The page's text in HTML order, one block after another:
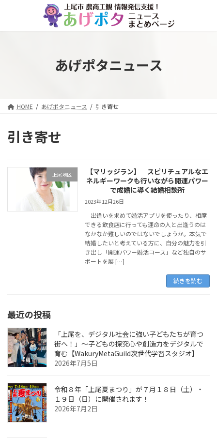
ン
ー
あげポタニュース
HOME あげポタニュース 引き寄せ
引き寄せ
上尾地区
【マリッジラン】 スピリチュアルなエ
ネルギーワークも行いながら開運パワー
で成婚に導く結婚相談所
2023年12月26日
出逢いを求めて婚活アプリを使ったり、相席
できる飲食店に行っても運命の人と出逢うのは
なかなか難しいのではないでしょうか。本気で
結婚したいと考えている方に、自分の魅力を引
き出し「開運パワー婚活コース」など独自のサ
ポートを展 […]
続きを読む
最近の投稿
「上尾を、デジタル社会に強い子どもたちが育つ
街へ！」〜子どもの探究心や創造力をデジタルで
育む【WakuryMetaGuild次世代学習スタジオ】
2026年7月5日
令和８年「上尾夏まつり」が７月１８日（土）・
１９日（日）に開催されます！
2026年7月2日